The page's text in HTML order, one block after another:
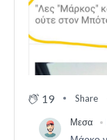
19 Share